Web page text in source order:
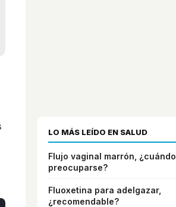
LO MÁS LEÍDO EN SALUD
Flujo vaginal marrón, ¿cuándo
preocuparse?
Fluoxetina para adelgazar,
¿recomendable?